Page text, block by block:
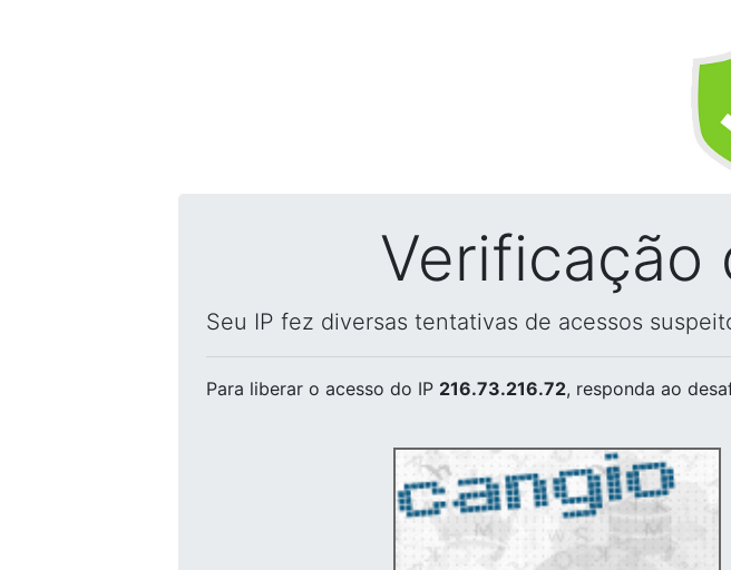
Verificação
Seu IP fez diversas tentativas de acessos
Para liberar o acesso do IP 216.73.216.72, responda ao